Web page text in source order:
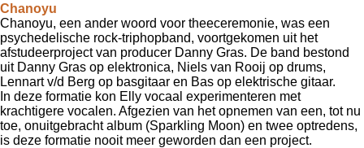
Chanoyu
Chanoyu, een ander woord voor theeceremonie, was een
psychedelische rock-triphopband, voortgekomen uit het
afstudeerproject van producer Danny Gras. De band bestond
uit Danny Gras op elektronica, Niels van Rooij op drums,
Lennart v/d Berg op basgitaar en Bas op elektrische gitaar.
In deze formatie kon Elly vocaal experimenteren met
krachtigere vocalen. Afgezien van het opnemen van een, tot nu
toe, onuitgebracht album (Sparkling Moon) en twee optredens,
is deze formatie nooit meer geworden dan een project.